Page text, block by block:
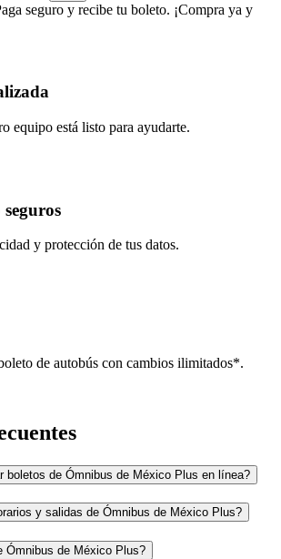
seguro y recibe tu boleto. ¡Compra ya y
equipo está listo para ayudarte.
y protección de tus datos.
de autobús con cambios ilimitados*.
boletos de Ómnibus de México Plus en línea?
y salidas de Ómnibus de México Plus?
Ómnibus de México Plus?